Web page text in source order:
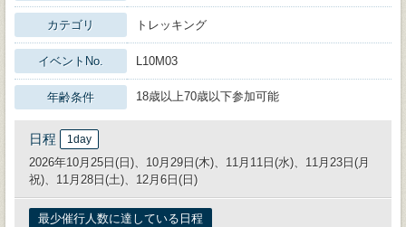
カテゴリ トレッキング
イベントNo. L10M03
年齢条件 18歳以上70歳以下参加可能
日程 1day
2026年10月25日(日)、10月29日(木)、11月11日(水)、11月23日(月
祝)、11月28日(土)、12月6日(日)
最少催行人数に達している日程